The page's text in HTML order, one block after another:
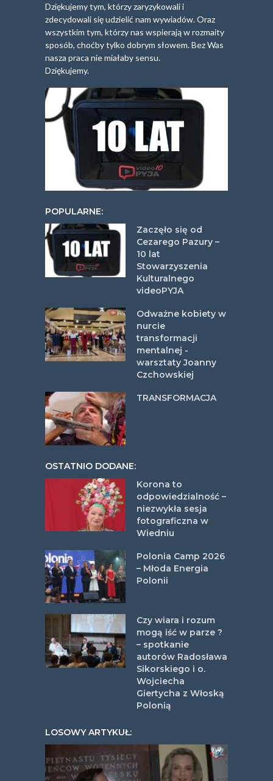
Dziękujemy tym, którzy zaryzykowali i
zdecydowali się udzielić nam wywiadów. Oraz
wszystkim tym, którzy nas wspierają w rozmaity
sposób, choćby tylko dobrym słowem. Bez Was
nasza praca nie miałaby sensu.
Dziękujemy.
POPULARNE:
Zaczęło się od
Cezarego Pazury –
10 lat
Stowarzyszenia
Kulturalnego
videoPYJA
Odważne kobiety w
nurcie
transformacji
mentalnej -
warsztaty Joanny
Czchowskiej
TRANSFORMACJA
OSTATNIO DODANE:
Korona to
odpowiedzialność –
niezwykła sesja
fotograficzna w
Wiedniu
Polonia Camp 2026
– Młoda Energia
Polonii
Czy wiara i rozum
mogą iść w parze ?
– spotkanie
autorów Radosława
Sikorskiego i o.
Wojciecha
Giertycha z Włoską
Polonią
LOSOWY ARTYKUŁ: